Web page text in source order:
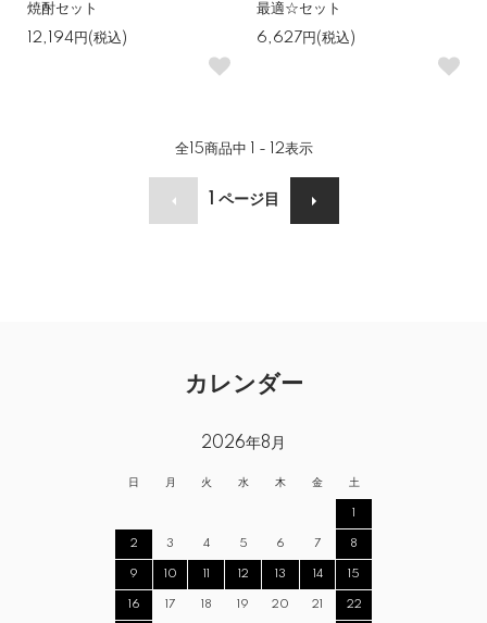
焼酎セット
12,194円(税込)
最適☆セット
6,627円(税込)
全15商品中 1 - 12表示
ページ目
カレンダー
2026年8月
日 月 火 水 木 金 土
1
2 3 4 5 6 7 8
9 10 11 12 13 14 15
16 17 18 19 20 21 22